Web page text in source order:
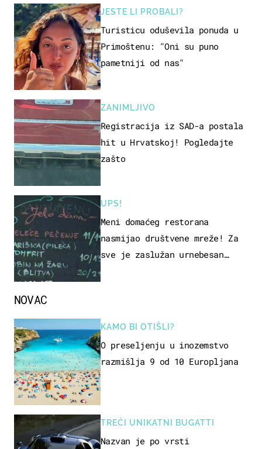
JESTE LI PROBALI?
Turisticu oduševila ponuda u
Primoštenu: "Oni su puno
pametniji od nas"
ZANIMLJIVO
Registracija iz SAD-a postala
hit u Hrvatskoj! Pogledajte
zašto
UPS!
Meni domaćeg restorana
nasmijao društvene mreže! Za
sve je zaslužan urnebesan
NOVAC
KAMO BI OTIŠLI?
O preseljenju u inozemstvo
razmišlja 9 od 10 Europljana
TREĆI UNIKATNI BUGATTI
Nazvan je po vrsti